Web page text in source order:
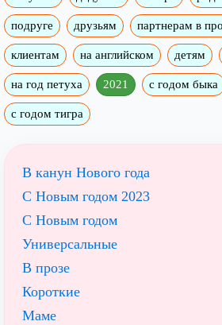
подруге друзьям партнерам в
клиентам на английском детям
на год петуха 2021 с годом быка
с годом тигра
В канун Нового года
С Новым годом 2023
С Новым годом
Универсальные
В прозе
Короткие
Маме